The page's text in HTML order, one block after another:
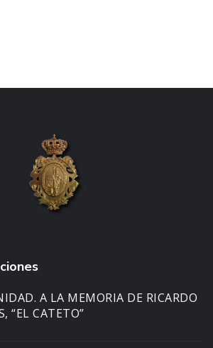
A LA MEMORIA DE RICARDO
“EL CATETO”